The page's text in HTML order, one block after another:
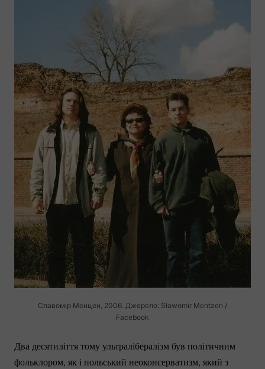
Славомір Менцен, 2006. Джерело: Sławomir Mentzen /
Facebook
Два десятиліття тому ультралібералізм був політичним
фольклором, як і польський неоконсерватизм, який з